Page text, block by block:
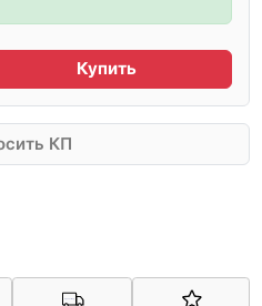
Купить
КП
Арконт-Мед